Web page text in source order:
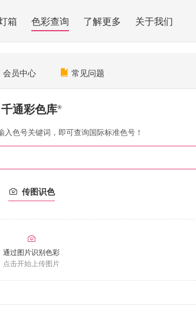
箱 色彩查询 了解更多 关于我们
会员中心 常见问题
千通彩色库®
色号关键词，即可查询国际标准色号！
传图识色
通过图片识别色彩
点击开始上传图片